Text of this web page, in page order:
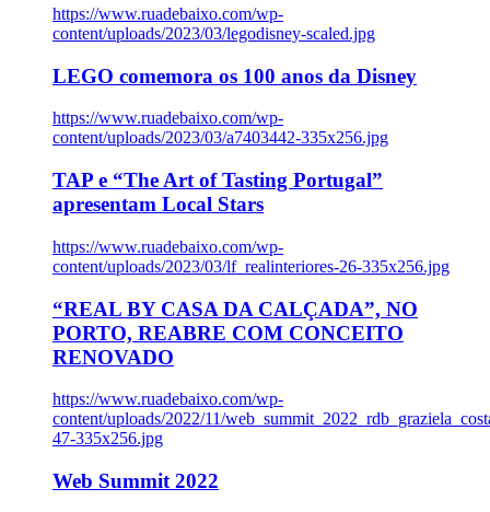
https://www.ruadebaixo.com/wp-
content/uploads/2023/03/legodisney-scaled.jpg
LEGO comemora os 100 anos da Disney
https://www.ruadebaixo.com/wp-
content/uploads/2023/03/a7403442-335x256.jpg
TAP e “The Art of Tasting Portugal”
apresentam Local Stars
https://www.ruadebaixo.com/wp-
content/uploads/2023/03/lf_realinteriores-26-335x256.jpg
“REAL BY CASA DA CALÇADA”, NO
PORTO, REABRE COM CONCEITO
RENOVADO
https://www.ruadebaixo.com/wp-
content/uploads/2022/11/
47-335x256.jpg
Web Summit 2022